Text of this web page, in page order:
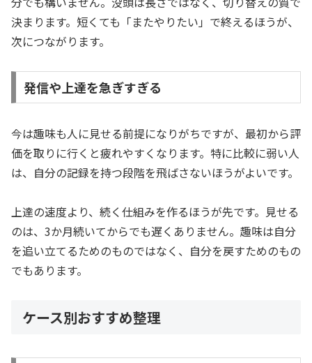
決まります。短くても「またやりたい」で終えるほうが、
次につながります。
発信や上達を急ぎすぎる
今は趣味も人に見せる前提になりがちですが、最初から評
価を取りに行くと疲れやすくなります。特に比較に弱い人
は、自分の記録を持つ段階を飛ばさないほうがよいです。
上達の速度より、続く仕組みを作るほうが先です。見せる
のは、3か月続いてからでも遅くありません。趣味は自分
を追い立てるためのものではなく、自分を戻すためのもの
でもあります。
ケース別おすすめ整理